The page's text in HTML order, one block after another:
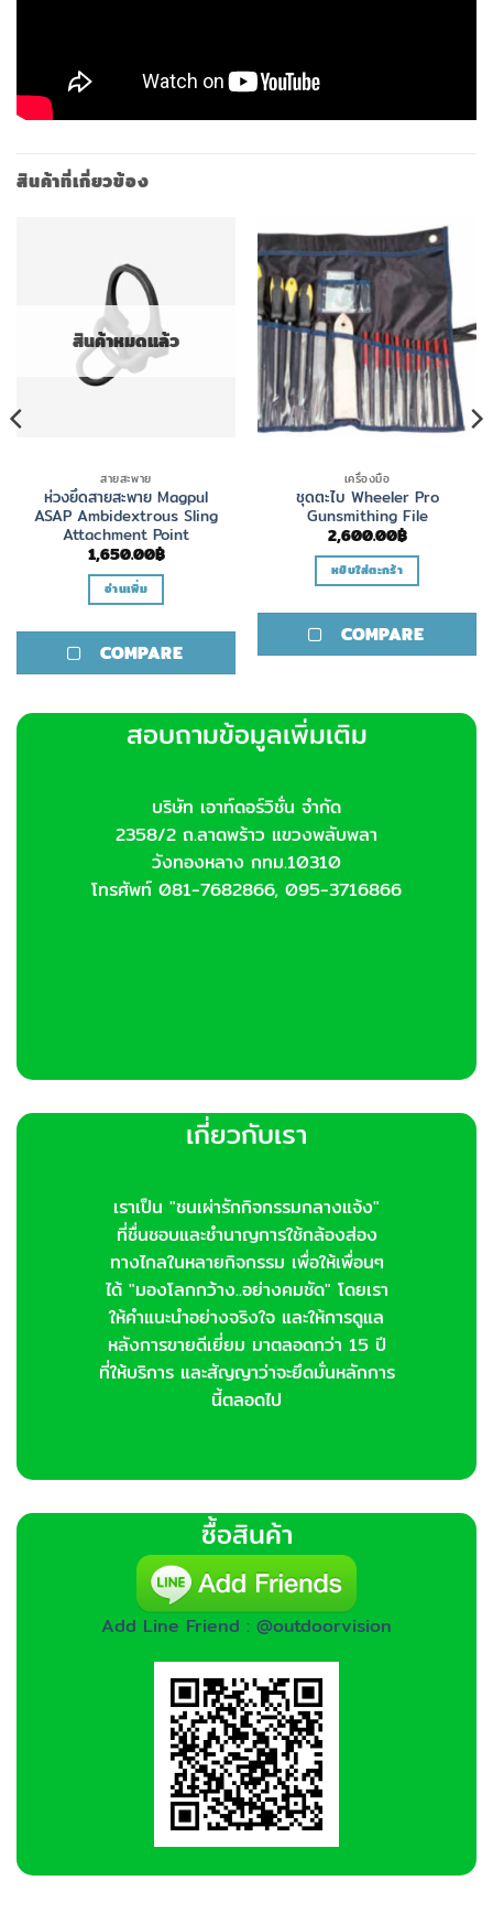
สินค้าที่เกี่ยวข้อง
สินค้าหมดแล้ว
สายสะพาย
ห่วงยึดสายสะพาย Magpul
ASAP Ambidextrous Sling
Attachment Point
1,650.00฿
อ่านเพิ่ม
COMPARE
เครื่องมือ
ชุดตะไบ Wheeler Pro
Gunsmithing File
2,600.00฿
หยิบใส่ตะกร้า
COMPARE
สอบถามข้อมูลเพิ่มเติม
บริษัท เอาท์ดอร์วิชั่น จำกัด
2358/2 ถ.ลาดพร้าว แขวงพลับพลา
วังทองหลาง กทม.10310
โทรศัพท์ 081-7682866, 095-3716866
เกี่ยวกับเรา
เราเป็น "ชนเผ่ารักกิจกรรมกลางแจ้ง"
ที่ชื่นชอบและชำนาญการใช้กล้องส่อง
ทางไกลในหลายกิจกรรม เพื่อให้เพื่อนๆ
ได้ "มองโลกกว้าง..อย่างคมชัด" โดยเรา
ให้คำแนะนำอย่างจริงใจ และให้การดูแล
หลังการขายดีเยี่ยม มาตลอดกว่า 15 ปี
ที่ให้บริการ และสัญญาว่าจะยึดมั่นหลักการ
นี้ตลอดไป
ซื้อสินค้า
Add Line Friend : @outdoorvision